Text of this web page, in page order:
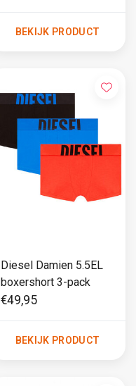
BEKIJK PRODUCT
Diesel Damien 5.5EL
boxershort 3-pack
€49,95
BEKIJK PRODUCT